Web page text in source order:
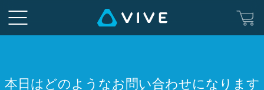
本日はどのようなお問い合わせになります